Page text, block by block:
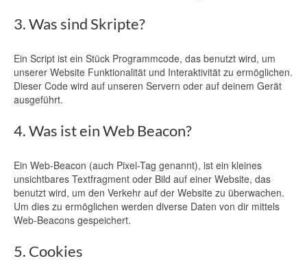
3. Was sind Skripte?
Ein Script ist ein Stück Programmcode, das benutzt wird, um
unserer Website Funktionalität und Interaktivität zu ermöglichen.
Dieser Code wird auf unseren Servern oder auf deinem Gerät
ausgeführt.
4. Was ist ein Web Beacon?
Ein Web-Beacon (auch Pixel-Tag genannt), ist ein kleines
unsichtbares Textfragment oder Bild auf einer Website, das
benutzt wird, um den Verkehr auf der Website zu überwachen.
Um dies zu ermöglichen werden diverse Daten von dir mittels
Web-Beacons gespeichert.
5. Cookies